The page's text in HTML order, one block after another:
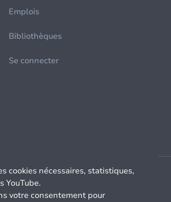
Emplois
Bibliothèques
Se connecter
cookies nécessaires, statistiques,
YouTube.
votre consentement pour